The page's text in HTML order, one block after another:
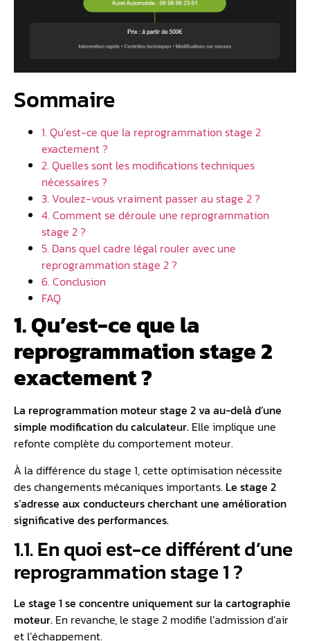
Sommaire
1. Qu’est-ce que la reprogrammation stage 2
exactement ?
2. Quelles sont les modifications techniques
nécessaires ?
3. Voulez-vous vraiment passer au stage 2 ?
4. Comment se déroule une reprogrammation
stage 2 ?
5. Dans quel cadre légal rouler avec une
reprogrammation stage 2 ?
6. Conclusion
FAQ
1. Qu’est-ce que la
reprogrammation stage 2
exactement ?
La reprogrammation moteur stage 2 va au-delà d’une
simple modification du calculateur. Elle implique une
refonte complète du comportement moteur.
À la différence du stage 1, cette optimisation nécessite
des changements mécaniques importants. Le stage 2
s’adresse aux conducteurs cherchant une amélioration
significative des performances.
1.1. En quoi est-ce différent d’une
reprogrammation stage 1 ?
Le stage 1 se concentre uniquement sur la cartographie
moteur. En revanche, le stage 2 modifie l’admission d’air
et l’échappement.